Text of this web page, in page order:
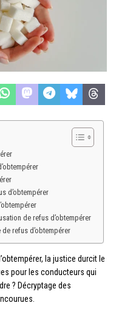
d’obtempérer
de refus d’obtempérer
refus d’obtempérer
la justice durcit le
pour les conducteurs qui
? Décryptage des